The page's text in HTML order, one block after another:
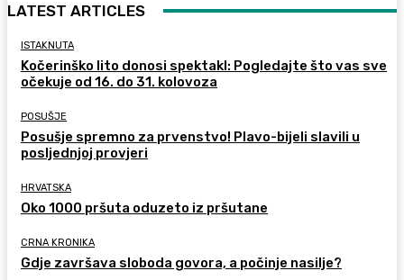
LATEST ARTICLES
ISTAKNUTA
Kočerinško lito donosi spektakl: Pogledajte što vas sve
očekuje od 16. do 31. kolovoza
POSUŠJE
Posušje spremno za prvenstvo! Plavo-bijeli slavili u
posljednjoj provjeri
HRVATSKA
Oko 1000 pršuta oduzeto iz pršutane
CRNA KRONIKA
Gdje završava sloboda govora, a počinje nasilje?